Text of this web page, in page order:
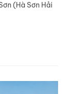
(Hà Sơn Hải